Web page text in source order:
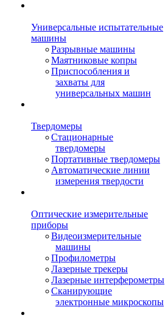
Универсальные испытательные
машины
Разрывные машины
Маятниковые копры
Приспособления и
захваты для
универсальных машин
Твердомеры
Стационарные
твердомеры
Портативные твердомеры
Автоматические линии
измерения твердости
Оптические измерительные
приборы
Видеоизмерительные
машины
Профилометры
Лазерные трекеры
Лазерные интерферометры
Сканирующие
электронные микроскопы